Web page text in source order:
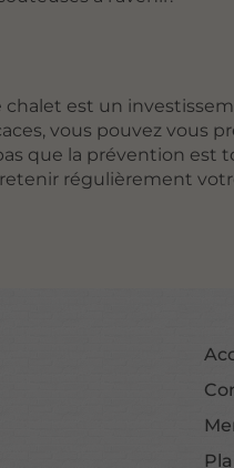
est un
vous pouvez vous
que la prévention
régulièrement